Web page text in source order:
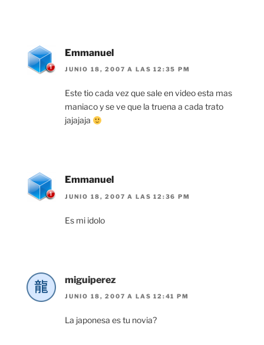
Emmanuel
JUNIO 18, 2007 A LAS 12:35 PM
Este tio cada vez que sale en video esta mas
maniaco y se ve que la truena a cada trato
jajajaja
Emmanuel
JUNIO 18, 2007 A LAS 12:36 PM
Es mi idolo
miguiperez
JUNIO 18, 2007 A LAS 12:41 PM
La japonesa es tu novia?